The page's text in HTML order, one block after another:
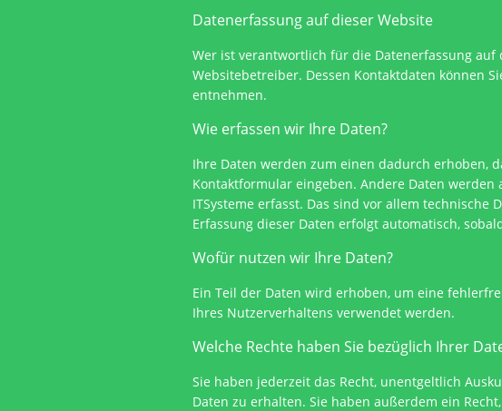
Datenerfassung auf dieser Website
Wer ist verantwortlich für die Datenerfassung
Websitebetreiber. Dessen Kontaktdaten können
entnehmen.
Wie erfassen wir Ihre Daten?
Ihre Daten werden zum einen dadurch erhoben,
Kontaktformular eingeben. Andere Daten
ITSysteme erfasst. Das sind vor allem technische
Erfassung dieser Daten erfolgt automatisch,
Wofür nutzen wir Ihre Daten?
Ein Teil der Daten wird erhoben, um eine
Ihres Nutzerverhaltens verwendet werden.
Welche Rechte haben Sie bezüglich Ihrer
Sie haben jederzeit das Recht, unentgeltlich
Daten zu erhalten. Sie haben außerdem ein